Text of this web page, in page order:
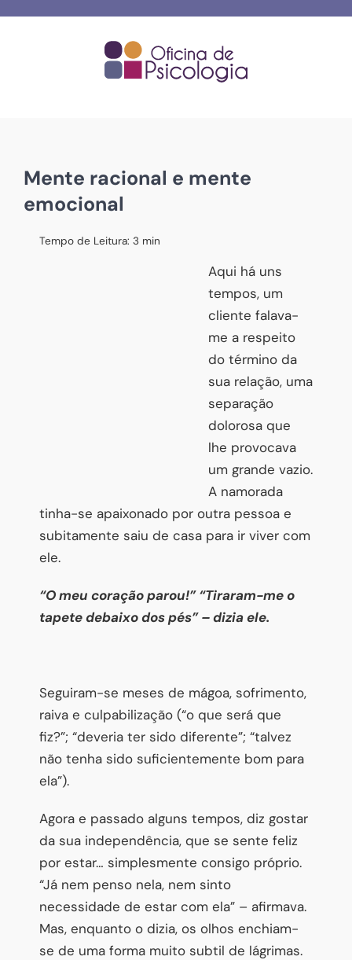
Mente racional e mente
emocional
Tempo de Leitura: 3 min
Aqui há uns
tempos, um
cliente falava-
me a respeito
do término da
sua relação, uma
separação
dolorosa que
lhe provocava
um grande vazio.
A namorada
tinha-se apaixonado por outra pessoa e
subitamente saiu de casa para ir viver com
ele.
“O meu coração parou!” “Tiraram-me o
tapete debaixo dos pés” – dizia ele.
Seguiram-se meses de mágoa, sofrimento,
raiva e culpabilização (“o que será que
fiz?”; “deveria ter sido diferente”; “talvez
não tenha sido suficientemente bom para
ela”).
Agora e passado alguns tempos, diz gostar
da sua independência, que se sente feliz
por estar… simplesmente consigo próprio.
“Já nem penso nela, nem sinto
necessidade de estar com ela” – afirmava.
Mas, enquanto o dizia, os olhos enchiam-
se de uma forma muito subtil de lágrimas.